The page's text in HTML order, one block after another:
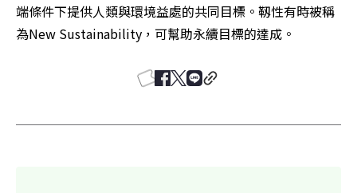
端條件下提供人類與環境益處的共同目標。靱性有時被稱
為New Sustainability，可幫助永續目標的達成。